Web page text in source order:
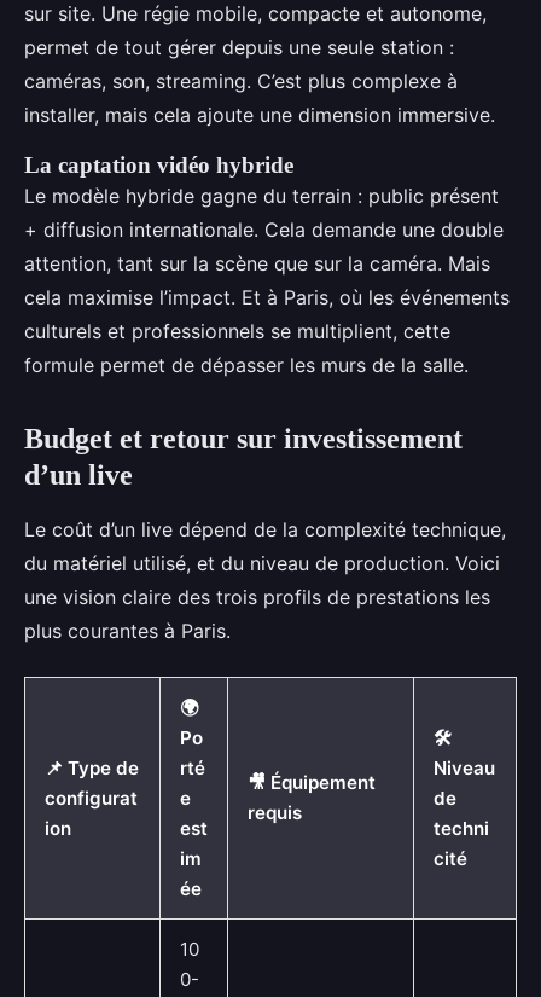
sur site. Une régie mobile, compacte et autonome,
permet de tout gérer depuis une seule station :
caméras, son, streaming. C’est plus complexe à
installer, mais cela ajoute une dimension immersive.
La captation vidéo hybride
Le modèle hybride gagne du terrain : public présent
+ diffusion internationale. Cela demande une double
attention, tant sur la scène que sur la caméra. Mais
cela maximise l’impact. Et à Paris, où les événements
culturels et professionnels se multiplient, cette
formule permet de dépasser les murs de la salle.
Budget et retour sur investissement
d’un live
Le coût d’un live dépend de la complexité technique,
du matériel utilisé, et du niveau de production. Voici
une vision claire des trois profils de prestations les
plus courantes à Paris.
📌 Type de
configurat
ion
🌍
Po
rté
e
est
im
ée
🎥 Équipement
requis
🛠️
Niveau
de
techni
cité
10
0-